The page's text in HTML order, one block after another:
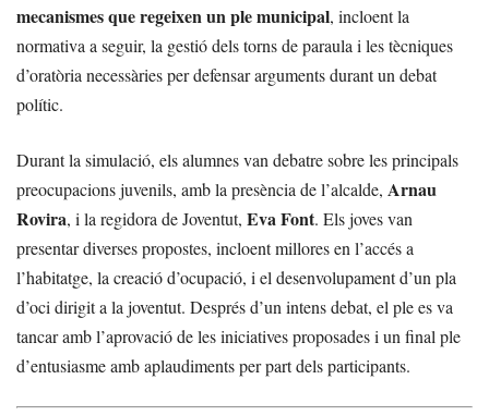
mecanismes que regeixen un ple municipal, incloent la
normativa a seguir, la gestió dels torns de paraula i les tècniques
d’oratòria necessàries per defensar arguments durant un debat
polític.
Durant la simulació, els alumnes van debatre sobre les principals
preocupacions juvenils, amb la presència de l’alcalde, Arnau
Rovira, i la regidora de Joventut, Eva Font. Els joves van
presentar diverses propostes, incloent millores en l’accés a
l’habitatge, la creació d’ocupació, i el desenvolupament d’un pla
d’oci dirigit a la joventut. Després d’un intens debat, el ple es va
tancar amb l’aprovació de les iniciatives proposades i un final ple
d’entusiasme amb aplaudiments per part dels participants.